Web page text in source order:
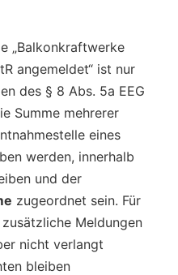
„Balkonkraftwerke
angemeldet“ ist nur
des § 8 Abs. 5a EEG
Summe mehrerer
eines
werden, innerhalb
und der
zugeordnet sein. Für
Meldungen
nicht verlangt
bleiben